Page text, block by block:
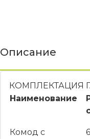
Описание
КОМПЛЕКТАЦИЯ
Наименование
Комод с